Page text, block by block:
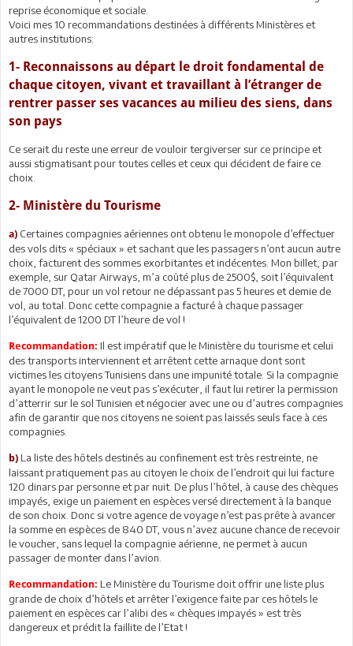
reprise économique et sociale.
Voici mes 10 recommandations destinées à différents Ministères et
autres institutions:
1- Reconnaissons au départ le droit fondamental de
chaque citoyen, vivant et travaillant à l’étranger de
rentrer passer ses vacances au milieu des siens, dans
son pays
Ce serait du reste une erreur de vouloir tergiverser sur ce principe et
aussi stigmatisant pour toutes celles et ceux qui décident de faire ce
choix.
2- Ministère du Tourisme
a) Certaines compagnies aériennes ont obtenu le monopole d’effectuer
des vols dits « spéciaux » et sachant que les passagers n’ont aucun autre
choix, facturent des sommes exorbitantes et indécentes. Mon billet, par
exemple, sur Qatar Airways, m’a coûté plus de 2500$, soit l’équivalent
de 7000 DT, pour un vol retour ne dépassant pas 5 heures et demie de
vol, au total. Donc cette compagnie a facturé à chaque passager
l’équivalent de 1200 DT l’heure de vol !
Recommandation: Il est impératif que le Ministère du tourisme et celui
des transports interviennent et arrêtent cette arnaque dont sont
victimes les citoyens Tunisiens dans une impunité totale. Si la compagnie
ayant le monopole ne veut pas s’exécuter, il faut lui retirer la permission
d’atterrir sur le sol Tunisien et négocier avec une ou d’autres compagnies
afin de garantir que nos citoyens ne soient pas laissés seuls face à ces
compagnies.
b) La liste des hôtels destinés au confinement est très restreinte, ne
laissant pratiquement pas au citoyen le choix de l’endroit qui lui facture
120 dinars par personne et par nuit. De plus l’hôtel, à cause des chèques
impayés, exige un paiement en espèces versé directement à la banque
de son choix. Donc si votre agence de voyage n’est pas prête à avancer
la somme en espèces de 840 DT, vous n’avez aucune chance de recevoir
le voucher, sans lequel la compagnie aérienne, ne permet à aucun
passager de monter dans l’avion.
Recommandation: Le Ministère du Tourisme doit offrir une liste plus
grande de choix d’hôtels et arrêter l’exigence faite par ces hôtels le
paiement en espèces car l’alibi des « chèques impayés » est très
dangereux et prédit la faillite de l’Etat !